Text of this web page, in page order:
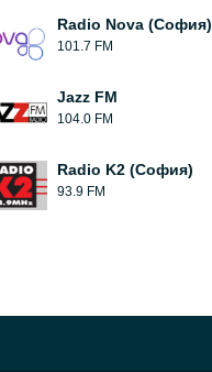
Radio Nova (София)
101.7 FM
Jazz FM
104.0 FM
Radio K2 (София)
93.9 FM